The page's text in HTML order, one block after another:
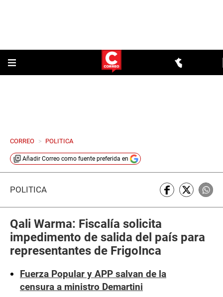
CORREO > POLITICA
Añadir Correo como fuente preferida en
POLÍTICA
Qali Warma: Fiscalía solicita
impedimento de salida del país para
representantes de FrigoInca
Fuerza Popular y APP salvan de la
censura a ministro Demartini